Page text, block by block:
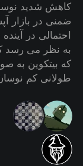
کاهش شدید
ضمنی در بازار
احتمالی در
به نظر می رسد
که بیتکوین به
طولانی کم